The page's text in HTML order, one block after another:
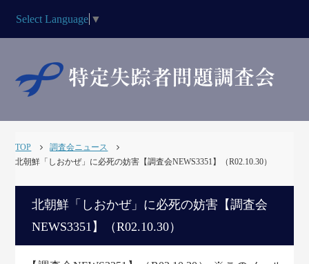
Select Language ▼
TOP
調査会ニュース
北朝鮮「しおかぜ」に必死の妨害【調査会NEWS3351】（R02.10.30）
北朝鮮「しおかぜ」に必死の妨害【調査会
NEWS3351】（R02.10.30）